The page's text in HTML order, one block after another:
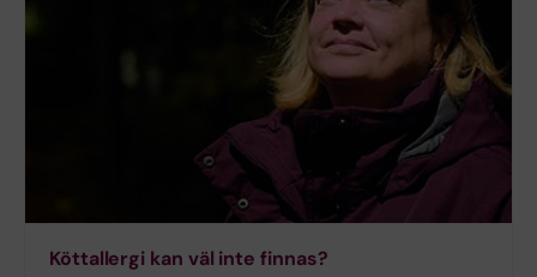
Köttallergi kan väl inte finnas?